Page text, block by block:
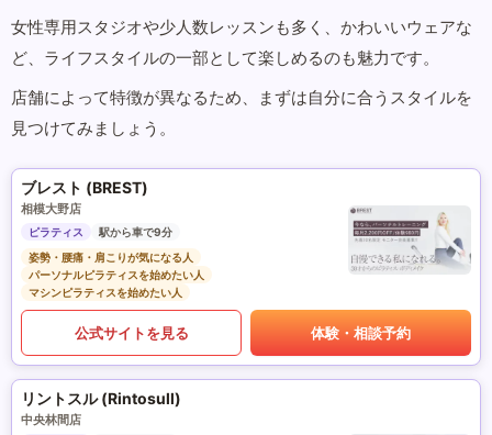
女性専用スタジオや少人数レッスンも多く、かわいいウェアな
ど、ライフスタイルの一部として楽しめるのも魅力です。
店舗によって特徴が異なるため、まずは自分に合うスタイルを
見つけてみましょう。
ブレスト (BREST)
相模大野店
ピラティス
駅から車で9分
姿勢・腰痛・肩こりが気になる人
パーソナルピラティスを始めたい人
マシンピラティスを始めたい人
公式サイトを見る 体験・相談予約
リントスル (Rintosull)
中央林間店